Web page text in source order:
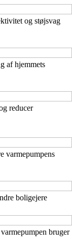
og støjsvag
af hjemmets
reducer
varmepumpens
boligejere
bruger